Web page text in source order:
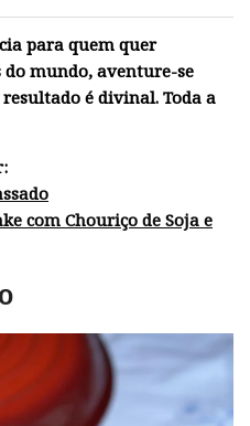
para quem quer
mundo, aventure-se
é divinal. Toda a
com Chouriço de Soja e